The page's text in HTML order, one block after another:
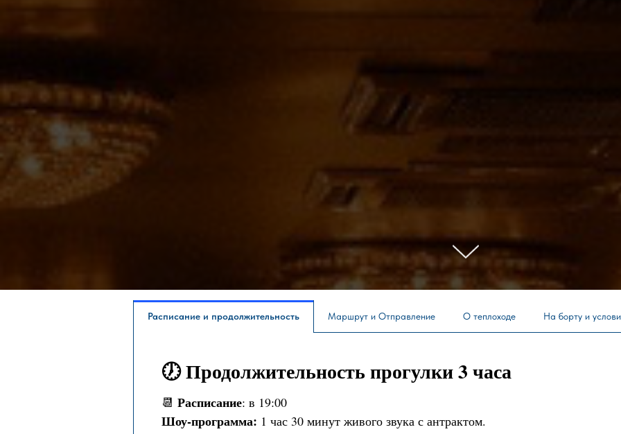
Расписание и продолжительность Маршрут и Отправление О теплоходе На борту и
🕖 Продолжительность прогулки 3 часа
📆 Расписание: в 19:00
Шоу-программа: 1 час 30 минут живого звука с антрактом.